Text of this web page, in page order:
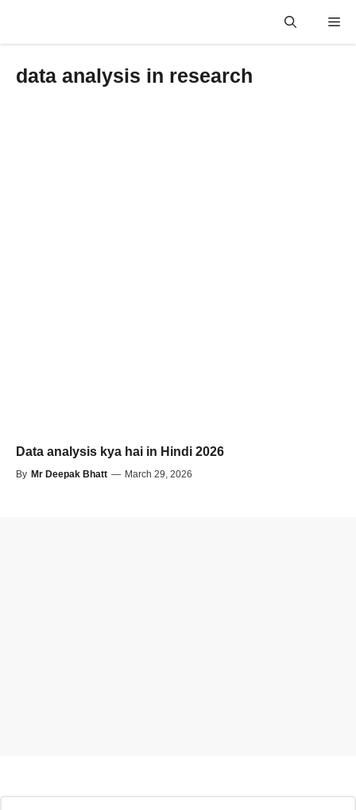
data analysis in research
Data analysis kya hai in Hindi 2026
By Mr Deepak Bhatt — March 29, 2026